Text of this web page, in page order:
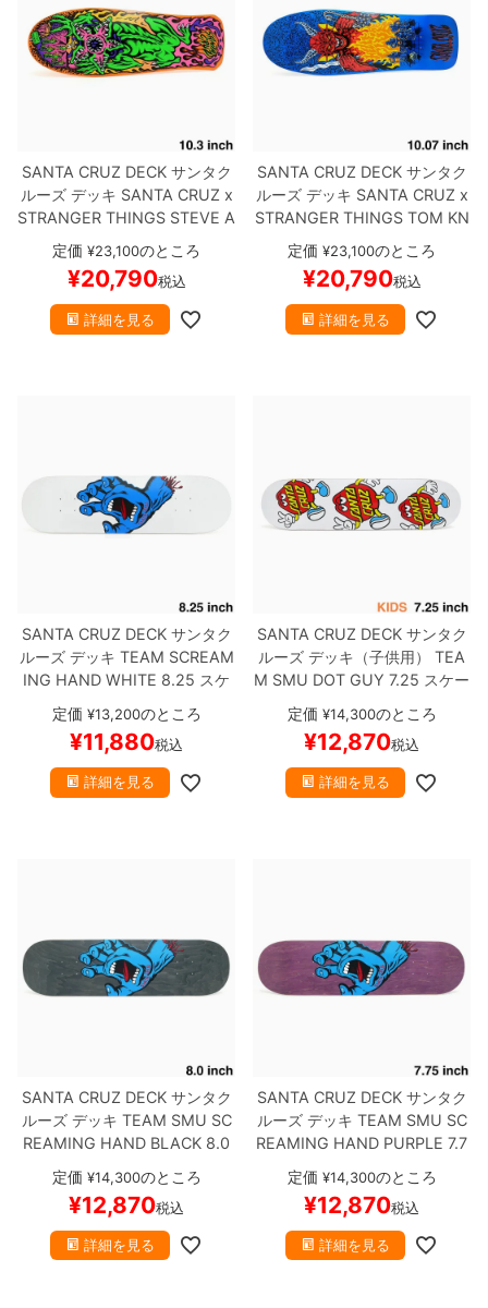
SANTA CRUZ DECKサンタク
ルーズデッキ SANTA CRUZ x
STRANGER THINGS STEVE A
LBA（SALBA）DEMOGORGO
N 10.3スケートボード スケボ
ー
定価 ¥23,100のところ
¥20,790税込
詳細を見る
SANTA CRUZ DECKサンタク
ルーズデッキ SANTA CRUZ x
STRANGER THINGSTOM KN
OX HELLFIRE PIT 10.07
ートボード スケボー
定価 ¥23,100のところ
¥20,790税込
詳細を見る
SANTA CRUZ DECKサンタク
ルーズ デッキ TEAM SCREAM
ING HAND WHITE 8.25 スケ
ートボード スケボー
定価 ¥13,200のところ
¥11,880税込
詳細を見る
SANTA CRUZ DECKサンタク
ルーズ デッキ（子供用）
TEA
M SMU DOT GUY 7.25 スケー
定価 ¥14,300のところ
¥12,870税込
詳細を見る
SANTA CRUZ DECKサンタク
ルーズデッキ TEAM SMU SC
REAMING HAND BLACK 8.0
スケートボード スケボー
定価 ¥14,300のところ
¥12,870税込
詳細を見る
SANTA CRUZ DECKサンタク
ルーズデッキ TEAM SMU SC
REAMING HAND PURPLE 7.7
スケートボード スケボー
定価 ¥14,300のところ
¥12,870税込
詳細を見る
8.9inch
9.0inch以上
高性能デッキ
9.0inch以上
110mm
30cm